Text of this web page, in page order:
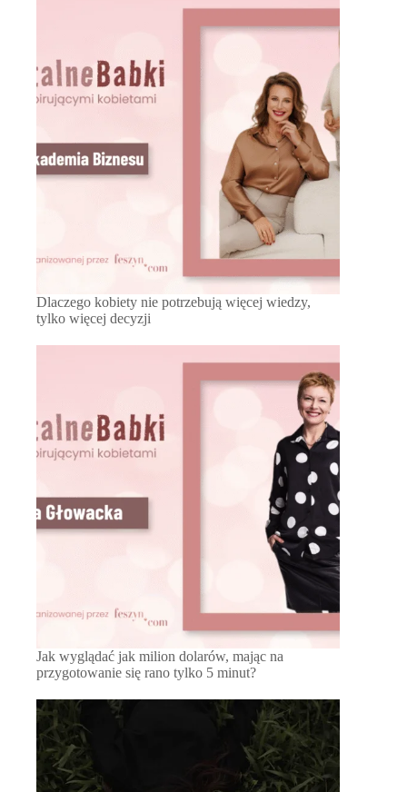
Dlaczego kobiety nie potrzebują więcej wiedzy,
tylko więcej decyzji
Jak wyglądać jak milion dolarów, mając na
przygotowanie się rano tylko 5 minut?